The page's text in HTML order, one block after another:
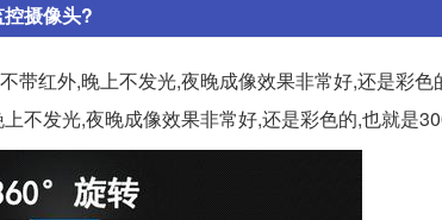
摄像头?
带红外,晚上不发光,夜晚成像效果非常好,还是彩
不发光,夜晚成像效果非常好,还是彩色的,也就是